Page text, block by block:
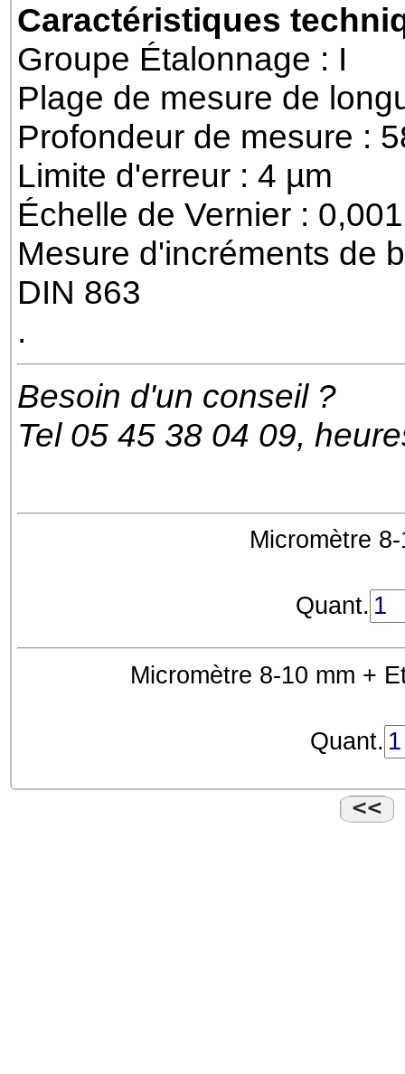
Caractéristiques
Groupe Étalonnage : I
Plage de mesure de
Profondeur de mesure :
Limite d'erreur : 4 µm
Échelle de Vernier :
Mesure d'incréments de
DIN 863
.
Besoin d'un conseil ?
Tel 05 45 38 04 09,
Micromètre
Quant.
Micromètre 8-10 mm +
Quant.